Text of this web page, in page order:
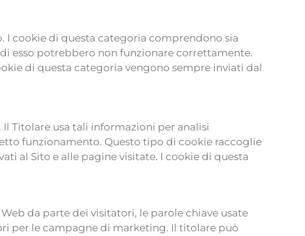
I cookie di questa categoria comprendono sia
esso potrebbero non funzionare correttamente.
di questa categoria vengono sempre inviati dal
Titolare usa tali informazioni per analisi
funzionamento. Questo tipo di cookie raccoglie
al Sito e alle pagine visitate. I cookie di questa
da parte dei visitatori, le parole chiave usate
per le campagne di marketing. Il titolare può